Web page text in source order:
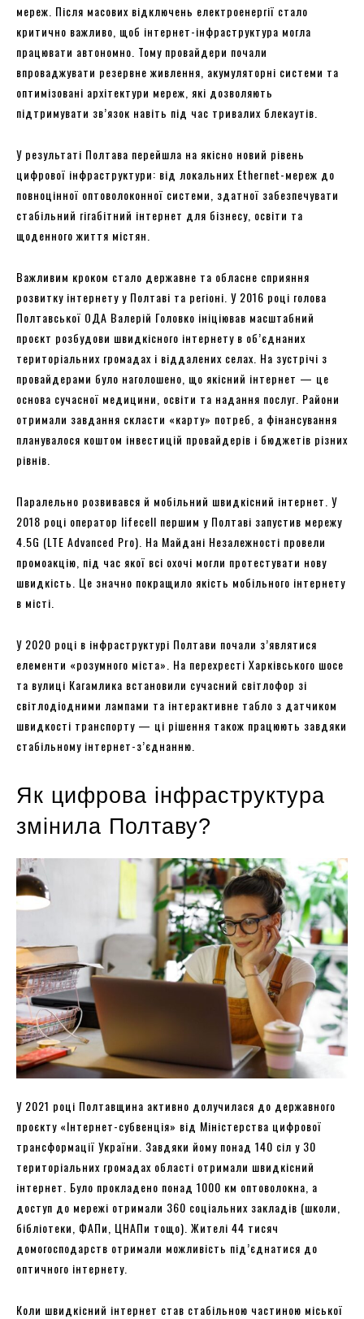
мереж. Після масових відключень електроенергії стало
критично важливо, щоб інтернет-інфраструктура могла
працювати автономно. Тому провайдери почали
впроваджувати резервне живлення, акумуляторні системи та
оптимізовані архітектури мереж, які дозволяють
підтримувати зв’язок навіть під час тривалих блекаутів.
У результаті Полтава перейшла на якісно новий рівень
цифрової інфраструктури: від локальних Ethernet-мереж до
повноцінної оптоволоконної системи, здатної забезпечувати
стабільний гігабітний інтернет для бізнесу, освіти та
щоденного життя містян.
Важливим кроком стало державне та обласне сприяння
розвитку інтернету у Полтаві та регіоні. У 2016 році голова
Полтавської ОДА Валерій Головко ініціював масштабний
проєкт розбудови швидкісного інтернету в об’єднаних
територіальних громадах і віддалених селах. На зустрічі з
провайдерами було наголошено, що якісний інтернет — це
основа сучасної медицини, освіти та надання послуг. Райони
отримали завдання скласти «карту» потреб, а фінансування
планувалося коштом інвестицій провайдерів і бюджетів різних
рівнів.
Паралельно розвивався й мобільний швидкісний інтернет. У
2018 році оператор lifecell першим у Полтаві запустив мережу
4.5G (LTE Advanced Pro). На Майдані Незалежності провели
промоакцію, під час якої всі охочі могли протестувати нову
швидкість. Це значно покращило якість мобільного інтернету
в місті.
У 2020 році в інфраструктурі Полтави почали з’являтися
елементи «розумного міста». На перехресті Харківського шосе
та вулиці Кагамлика встановили сучасний світлофор зі
світлодіодними лампами та інтерактивне табло з датчиком
швидкості транспорту — ці рішення також працюють завдяки
стабільному інтернет-з’єднанню.
Як цифрова інфраструктура
змінила Полтаву?
У 2021 році Полтавщина активно долучилася до державного
проєкту «Інтернет-субвенція» від Міністерства цифрової
трансформації України. Завдяки йому понад 140 сіл у 30
територіальних громадах області отримали швидкісний
інтернет. Було прокладено понад 1000 км оптоволокна, а
доступ до мережі отримали 360 соціальних закладів (школи,
бібліотеки, ФАПи, ЦНАПи тощо). Жителі 44 тисяч
домогосподарств отримали можливість під’єднатися до
оптичного інтернету.
Коли швидкісний інтернет став стабільною частиною міської